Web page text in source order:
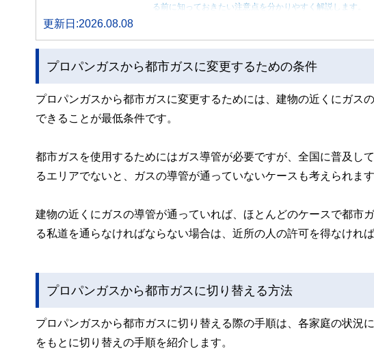
る前に知っておきたい注意点を分かりやすく解説します。
更新日:2026.08.08
プロパンガスから都市ガスに変更するための条件
プロパンガスから都市ガスに変更するためには、建物の近くにガス
できることが最低条件です。
都市ガスを使用するためにはガス導管が必要ですが、全国に普及し
るエリアでないと、ガスの導管が通っていないケースも考えられます
建物の近くにガスの導管が通っていれば、ほとんどのケースで都市
る私道を通らなければならない場合は、近所の人の許可を得なければ
プロパンガスから都市ガスに切り替える方法
プロパンガスから都市ガスに切り替える際の手順は、各家庭の状況
をもとに切り替えの手順を紹介します。